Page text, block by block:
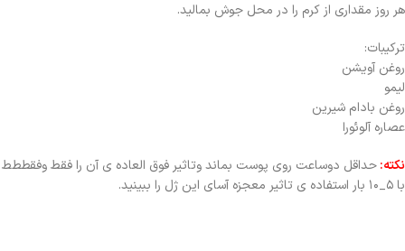
هر روز مقداری از کرم را در محل جوش بمالید.
ترکیبات:
روغن آویشن
لیمو
روغن بادام شیرین
عصاره آلوئورا
نکته:حداقل دوساعت روی پوست بماند وتاثیر فوق العاده ی آن را فقط وفقططط
با ۵_۱۰ بار استفاده ی تاثیر معجزه آسای این ژل را ببینید.